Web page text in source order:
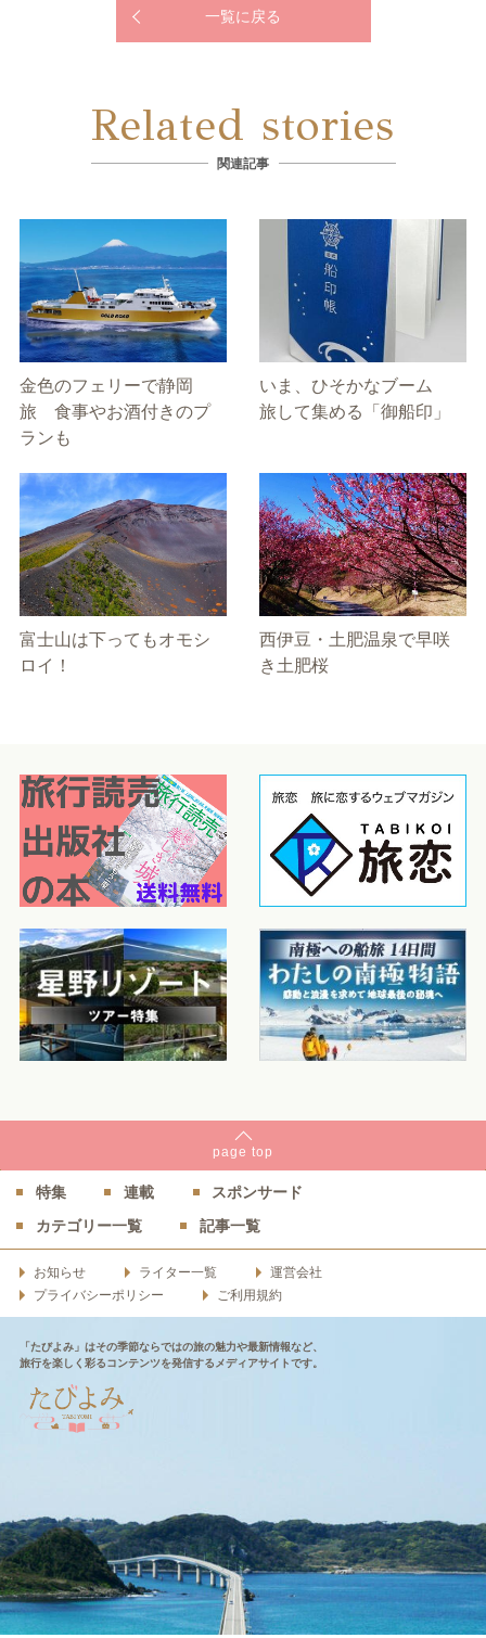
一覧に戻る
Related stories
関連記事
金色のフェリーで静岡
旅 食事やお酒付きのプ
ランも
いま、ひそかなブーム
旅して集める「御船印」
富士山は下ってもオモシ
ロイ！
西伊豆・土肥温泉で早咲
き土肥桜
page top
特集 連載
スポンサード
カテゴリー一覧
記事一覧
お知らせ ライター一覧
運営会社
プライバシーポリシー
ご利用規約
「たびよみ」はその季節ならではの旅の魅力や最新情報など、
旅行を楽しく彩るコンテンツを発信するメディアサイトです。